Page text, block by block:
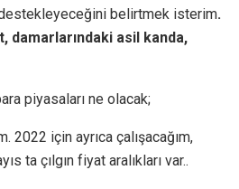
destekleyeceğini belirtmek isterim.
damarlarındaki asil kanda,
piyasaları ne olacak;
2022 için ayrıca çalışacağım,
ta çılgın fiyat aralıkları var..